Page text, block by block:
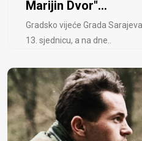
Marijin Dvor"...
Gradsko vijeće Grada
13. sjednicu, a na dne..